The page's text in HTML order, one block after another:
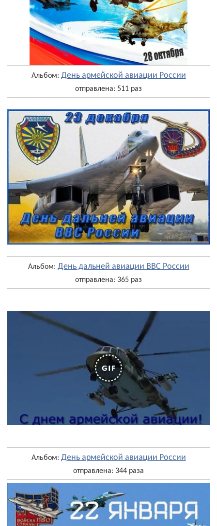
Альбом: День армейской авиации России
отправлена: 511 раз
Альбом: День дальней авиации ВВС России
отправлена: 365 раз
Альбом: День армейской авиации России
отправлена: 344 раза